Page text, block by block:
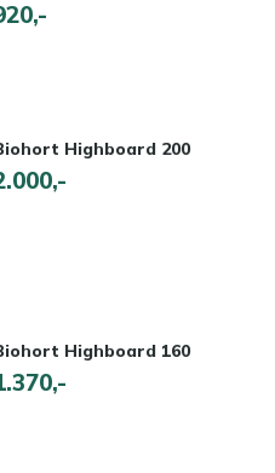
Highboard 200
Highboard 160